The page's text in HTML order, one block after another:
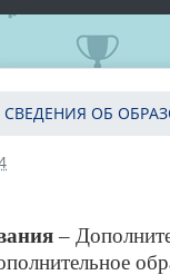
СВЕДЕНИЯ ОБ
–